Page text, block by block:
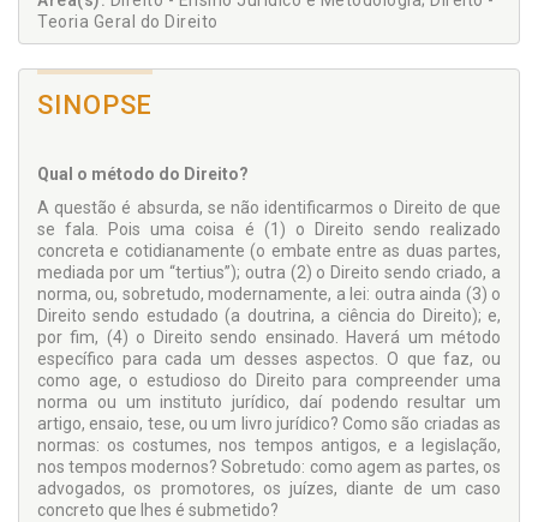
Teoria Geral do Direito
SINOPSE
Qual o método do Direito?
A questão é absurda, se não identificarmos o Direito de que
se fala. Pois uma coisa é (1) o Direito sendo realizado
concreta e cotidianamente (o embate entre as duas partes,
mediada por um “tertius”); outra (2) o Direito sendo criado, a
norma, ou, sobretudo, modernamente, a lei: outra ainda (3) o
Direito sendo estudado (a doutrina, a ciência do Direito); e,
por fim, (4) o Direito sendo ensinado. Haverá um método
específico para cada um desses aspectos. O que faz, ou
como age, o estudioso do Direito para compreender uma
norma ou um instituto jurídico, daí podendo resultar um
artigo, ensaio, tese, ou um livro jurídico? Como são criadas as
normas: os costumes, nos tempos antigos, e a legislação,
nos tempos modernos? Sobretudo: como agem as partes, os
advogados, os promotores, os juízes, diante de um caso
concreto que lhes é submetido?